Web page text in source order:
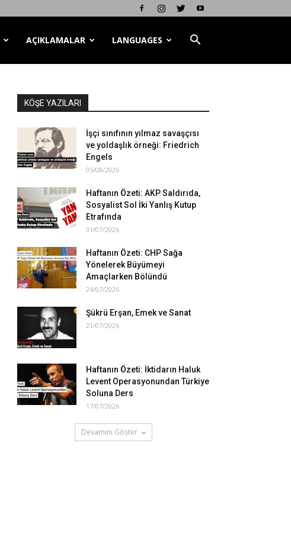
AÇIKLAMALAR LANGUAGES
KÖŞE YAZILARI
İşçi sınıfının yılmaz savaşçısı
ve yoldaşlık örneği: Friedrich
Engels
05/08/2026
Haftanın Özeti: AKP Saldırıda,
Sosyalist Sol İki Yanlış Kutup
Etrafında
31/07/2026
Haftanın Özeti: CHP Sağa
Yönelerek Büyümeyi
Amaçlarken Bölündü
24/07/2026
Şükrü Erşan, Emek ve Sanat
21/07/2026
Haftanın Özeti: İktidarın Haluk
Levent Operasyonundan Türkiye
Soluna Ders
17/07/2026
Devamını Göster